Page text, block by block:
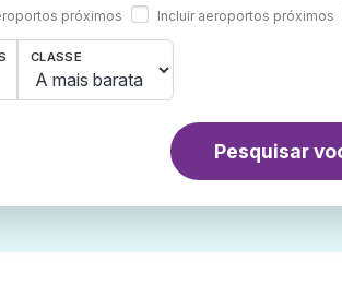
próximos Incluir aeroportos próximos
CLASSE
Pesquisar